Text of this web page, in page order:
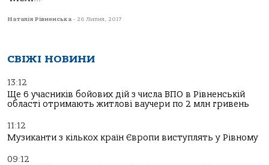
Наталія Рівненська - 26 Липня, 2017
СВІЖІ НОВИНИ
13:12
Ще 6 учасників бойових дій з числа ВПО в Рівненській
області отримають житлові ваучери по 2 млн гривень
11:12
Музиканти з кількох країн Європи виступлять у Рівному
09:12